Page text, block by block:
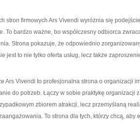
stron firmowych Ars Vivendi wyróżnia się
To bardzo ważne, bo współczesny odbiorca
Strona pokazuje, że odpowiednio
jest to nie tylko oferta usług, lecz także
Ars Vivendi to profesjonalna strona o organizacji
do potrzeb. Łączy w sobie praktykę organizacji
zbiorem atrakcji, lecz przemyślaną
To strona dla tych, którzy chcą, aby